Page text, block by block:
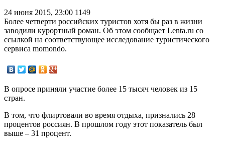
24 июня 2015, 23:00 1149
Более четверти российских туристов хотя бы раз в жизни
заводили курортный роман. Об этом сообщает Lenta.ru со
ссылкой на соответствующее исследование туристического
сервиса momondo.
В опросе приняли участие более 15 тысяч человек из 15
стран.
В том, что флиртовали во время отдыха, признались 28
процентов россиян. В прошлом году этот показатель был
выше – 31 процент.